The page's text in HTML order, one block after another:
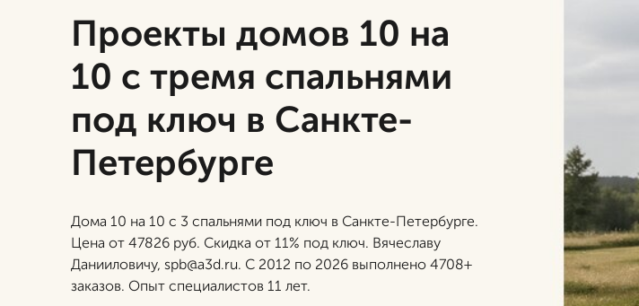
Проекты домов 10 на
10 с тремя спальнями
под ключ в Санкте-
Петербурге
Дома 10 на 10 с 3 спальнями под ключ в Санкте-Петербурге.
Цена от 47826 руб. Скидка от 11% под ключ. Вячеславу
Данииловичу, spb@a3d.ru. С 2012 по 2026 выполнено 4708+
заказов. Опыт специалистов 11 лет.